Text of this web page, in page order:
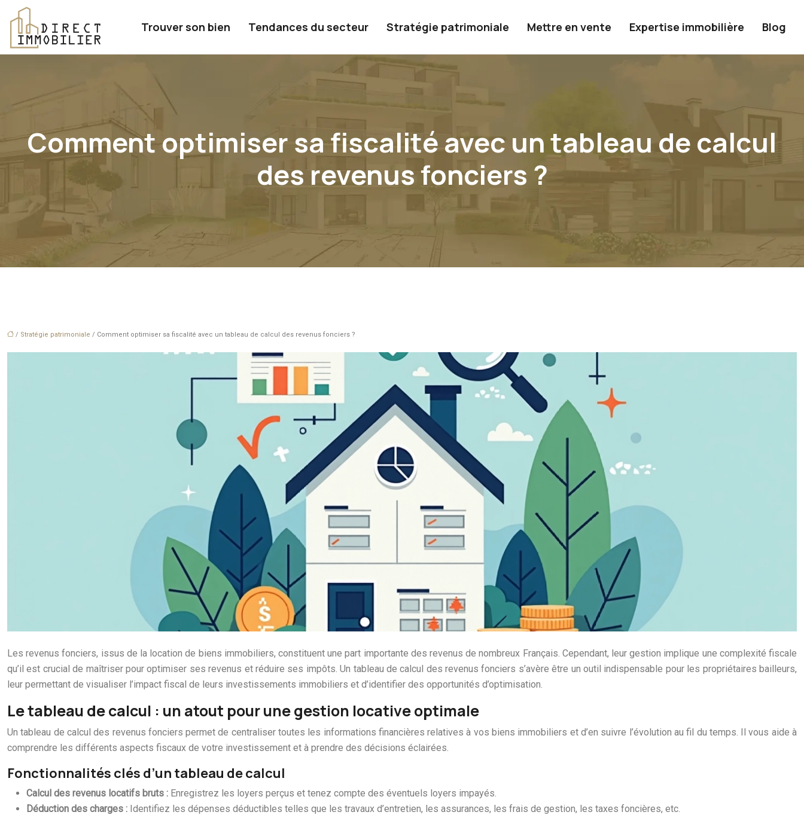
Trouver son bien Tendances du secteur Stratégie patrimoniale Mettre en vente Expertise immobilière Blog
Comment optimiser sa fiscalité avec un tableau de calcul
des revenus fonciers ?
/ Stratégie patrimoniale / Comment optimiser sa fiscalité avec un tableau de calcul des revenus fonciers ?
Les revenus fonciers, issus de la location de biens immobiliers, constituent une part importante des revenus de nombreux Français. Cependant, leur gestion implique une complexité fiscale
qu’il est crucial de maîtriser pour optimiser ses revenus et réduire ses impôts. Un tableau de calcul des revenus fonciers s’avère être un outil indispensable pour les propriétaires bailleurs,
leur permettant de visualiser l’impact fiscal de leurs investissements immobiliers et d’identifier des opportunités d’optimisation.
Le tableau de calcul : un atout pour une gestion locative optimale
Un tableau de calcul des revenus fonciers permet de centraliser toutes les informations financières relatives à vos biens immobiliers et d’en suivre l’évolution au fil du temps. Il vous aide à
comprendre les différents aspects fiscaux de votre investissement et à prendre des décisions éclairées.
Fonctionnalités clés d’un tableau de calcul
Calcul des revenus locatifs bruts : Enregistrez les loyers perçus et tenez compte des éventuels loyers impayés.
Déduction des charges : Identifiez les dépenses déductibles telles que les travaux d’entretien, les assurances, les frais de gestion, les taxes foncières, etc.